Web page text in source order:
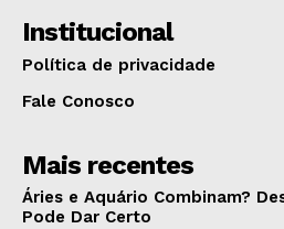
Institucional
Política de privacidade
Fale Conosco
Mais recentes
Áries e Aquário Combinam?
Pode Dar Certo